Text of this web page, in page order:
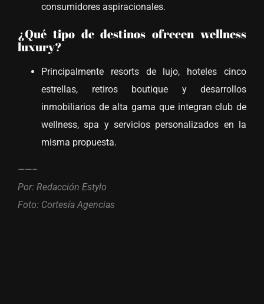
consumidores aspiracionales.
¿Qué tipo de destinos ofrecen wellness
luxury?
Principalmente resorts de lujo, hoteles cinco
estrellas, retiros boutique y desarrollos
inmobiliarios de alta gama que integran club de
wellness, spa y servicios personalizados en la
misma propuesta.
——–
Por: Redacción Estylo
Foto: Cortesía Agencias